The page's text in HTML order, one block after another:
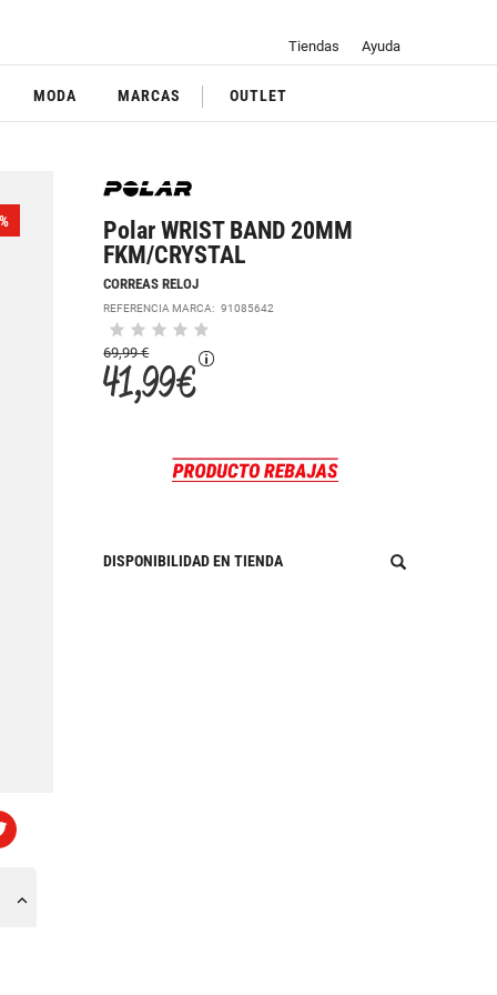
Tiendas Ayuda
MODA MARCAS OUTLET
Polar WRIST BAND 20MM
FKM/CRYSTAL
CORREAS RELOJ
REFERENCIA MARCA:91085642
69,99 €
41,99 €
DISPONIBILIDAD EN TIENDA
%